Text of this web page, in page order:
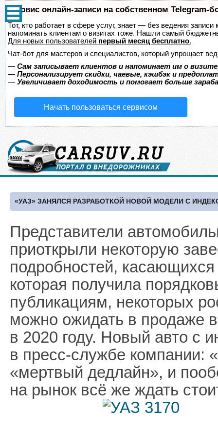
Сервис онлайн-записи на собственном Telegram-
Тот, кто работает в сфере услуг, знает — без ведения
напоминать клиентам о визитах тоже. Нашли самый
Для новых пользователей первый месяц бесплатно.
Чат-бот для мастеров и специалистов, который упрощает
— Сам записывает клиентов и напоминает им о
— Персонализирует скидки, чаевые, кэшбэк и
— Увеличивает доходимость и помогает больше
Начать пользоваться сервисом
«УАЗ» ЗАНЯЛСЯ РАЗРАБОТКОЙ НОВОЙ МОДЕЛИ С
Представители
приоткрыли некоторую
подробностей,
которая получила
публикациям, некоторых
можно ожидать в продаже
в 2020 году. Новый авто с
в пресс-службе компании:
«мертвый дедлайн», и
на рынок всё же ждать